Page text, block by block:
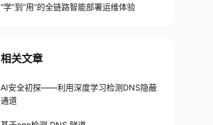
“学”到“用”的全链路智能部署运维体验
相关文章
AI安全初探——利用深度学习检测DNS隐蔽
通道